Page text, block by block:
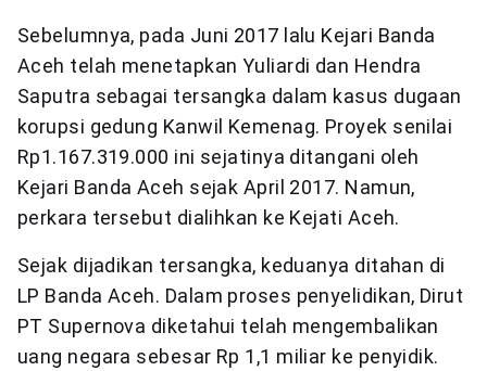
Sebelumnya, pada Juni 2017 lalu Kejari Banda
Aceh telah menetapkan Yuliardi dan Hendra
Saputra sebagai tersangka dalam kasus dugaan
korupsi gedung Kanwil Kemenag. Proyek senilai
Rp1.167.319.000 ini sejatinya ditangani oleh
Kejari Banda Aceh sejak April 2017. Namun,
perkara tersebut dialihkan ke Kejati Aceh.
Sejak dijadikan tersangka, keduanya ditahan di
LP Banda Aceh. Dalam proses penyelidikan, Dirut
PT Supernova diketahui telah mengembalikan
uang negara sebesar Rp 1,1 miliar ke penyidik.